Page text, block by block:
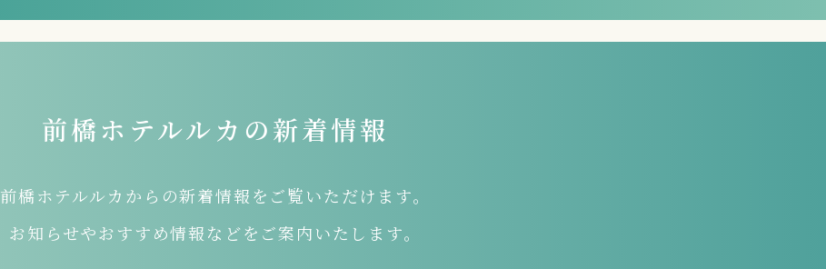
前橋ホテルルカの新着情報
前橋ホテルルカからの新着情報をご覧いただけます。
お知らせやおすすめ情報などをご案内いたします。